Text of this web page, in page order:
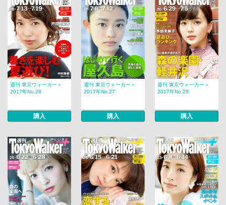
週刊 東京ウォーカー＋
2017年No.28
購入
週刊 東京ウォーカー＋
2017年No.27
購入
週刊 東京ウォーカー＋
2017年No.26
購入